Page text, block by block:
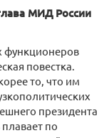
МИД России
функционеров
повестка.
то, что им
президента
по